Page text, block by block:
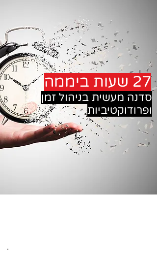
27 שעות ביממה
סדנה מעשית בניהול זמן
ופרודוקטיביות